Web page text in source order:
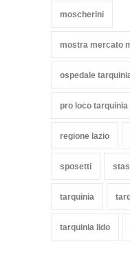
moscherini
mostra mercato
ospedale
pro loco tarquinia
regione lazio
sposetti stas
tarquinia
tarquinia lido